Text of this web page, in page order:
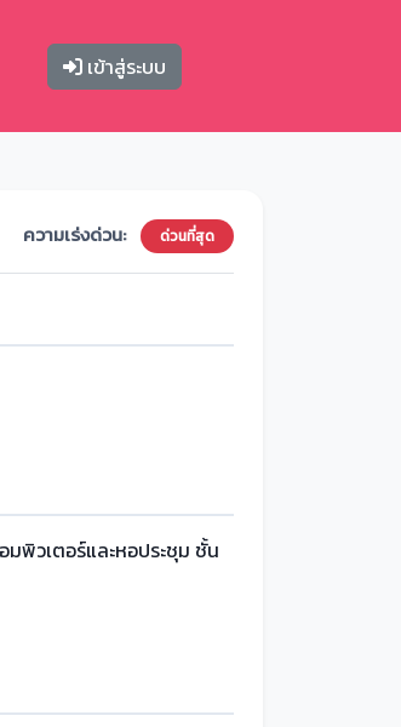
เข้าสู่ระบบ
ความเร่งด่วน: ด่วนที่สุด
พิวเตอร์และหอประชุม ชั้น